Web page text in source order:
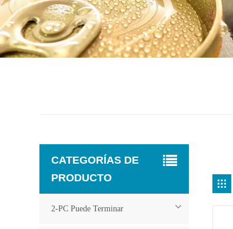
CATEGORÍAS DE
PRODUCTO
2-PC Puede Terminar